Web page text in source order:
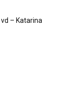
– Katarina